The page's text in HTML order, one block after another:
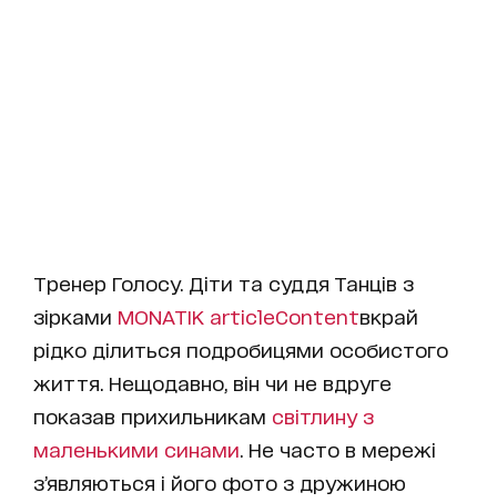
Тренер Голосу. Діти та суддя Танців з
зірками MONATIK articleContentвкрай
рідко ділиться подробицями особистого
життя. Нещодавно, він чи не вдруге
показав прихильникам світлину з
маленькими синами . Не часто в мережі
з’являються і його фото з дружиною